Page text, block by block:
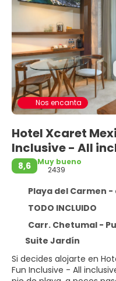
Nos encanta
Hotel Xcaret
Inclusive - All
8,6
Muy bueno
2439
Playa del Carmen
TODO INCLUIDO
Carr. Chetumal - Puerto
Suite Jardín
Si decides alojarte en
Fun Inclusive - All